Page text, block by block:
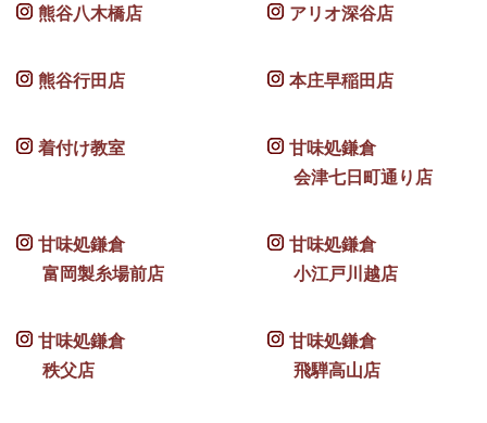
熊谷八木橋店 アリオ深谷店
熊谷行田店 本庄早稲田店
着付け教室
甘味処鎌倉
会津七日町通り店
甘味処鎌倉
富岡製糸場前店
甘味処鎌倉
小江戸川越店
甘味処鎌倉
秩父店
甘味処鎌倉
飛騨高山店